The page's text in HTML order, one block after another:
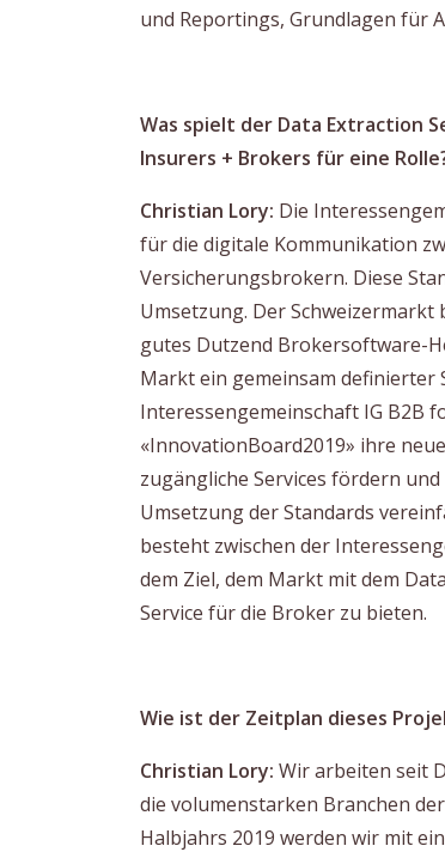
und Reportings, Grundlagen für
Was spielt der Data Extraction
Insurers + Brokers für eine
Christian Lory: Die
für die digitale Kommunikation
Versicherungsbrokern. Diese
Umsetzung. Der
gutes Dutzend Brokersoftware-
Markt ein gemeinsam definierter
Interessengemeinschaft IG B2B
«InnovationBoard2019» ihre
zugängliche Services fördern
Umsetzung der Standards
besteht zwischen der
dem Ziel, dem Markt mit dem
Service für die Broker zu bieten.
Wie ist der Zeitplan dieses
Christian Lory: Wir arbeiten seit
die volumenstarken Branchen
Halbjahrs 2019 werden wir mit